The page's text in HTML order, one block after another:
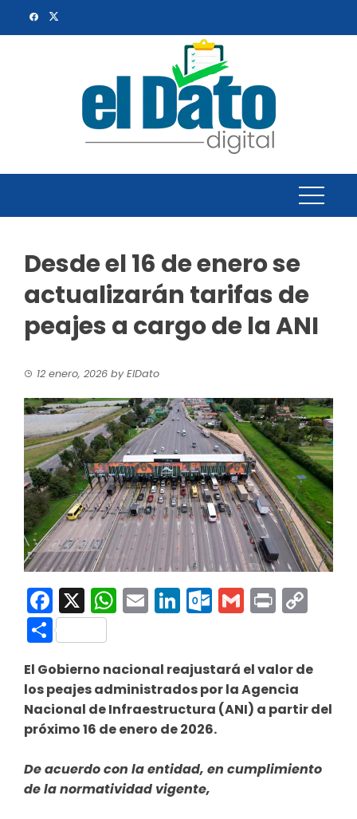
Desde el 16 de enero se
actualizarán tarifas de
peajes a cargo de la ANI
12 enero, 2026 byElDato
Facebook
X WhatsApp
EmailLinkedInGmail
Print
Compartir
El Gobierno nacional reajustará el valor de
los peajes administrados por la Agencia
Nacional de Infraestructura (ANI) a partir del
próximo 16 de enero de 2026.
De acuerdo con la entidad, en cumplimiento
de la normatividad vigente,